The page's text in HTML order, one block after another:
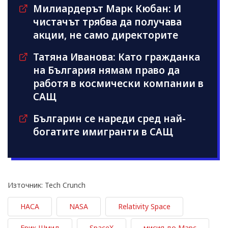
Милиардерът Марк Кюбан: И
чистачът трябва да получава
акции, не само директорите
Татяна Иванова: Като гражданка
на България нямам право да
работя в космически компании в
САЩ
Българин се нареди сред най-
богатите имигранти в САЩ
Източник: Tech Crunch
НАСА NASA Relativity Space